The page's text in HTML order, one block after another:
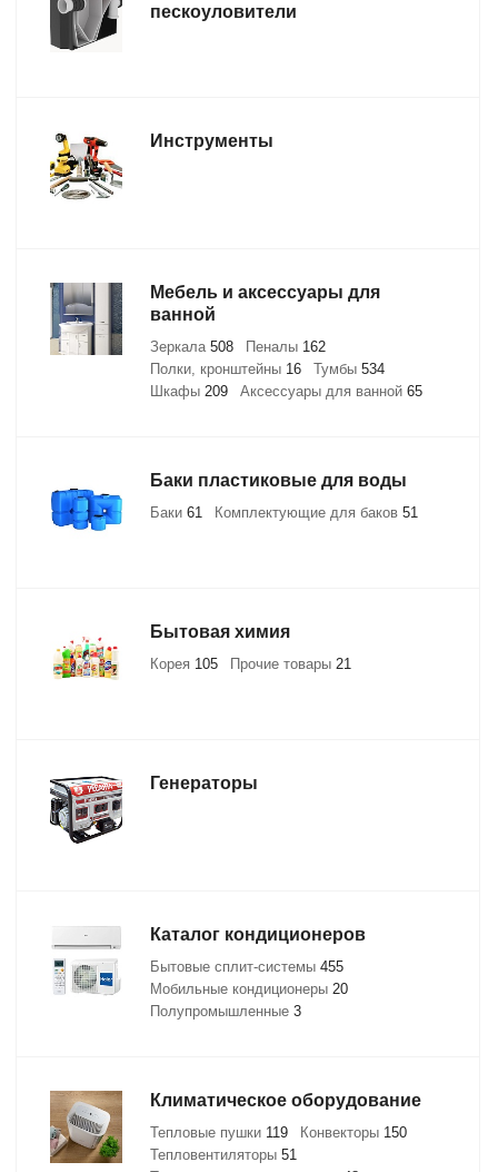
пескоуловители
Инструменты
Мебель и аксессуары для
ванной
Зеркала 508 Пеналы 162
Полки, кронштейны 16 Тумбы 534
Шкафы 209 Аксессуары для ванной 65
Баки пластиковые для воды
Баки 61 Комплектующие для баков 51
Бытовая химия
Корея 105 Прочие товары 21
Генераторы
Каталог кондиционеров
Бытовые сплит-системы 455
Мобильные кондиционеры 20
Полупромышленные 3
Климатическое оборудование
Тепловые пушки 119 Конвекторы 150
Тепловентиляторы 51